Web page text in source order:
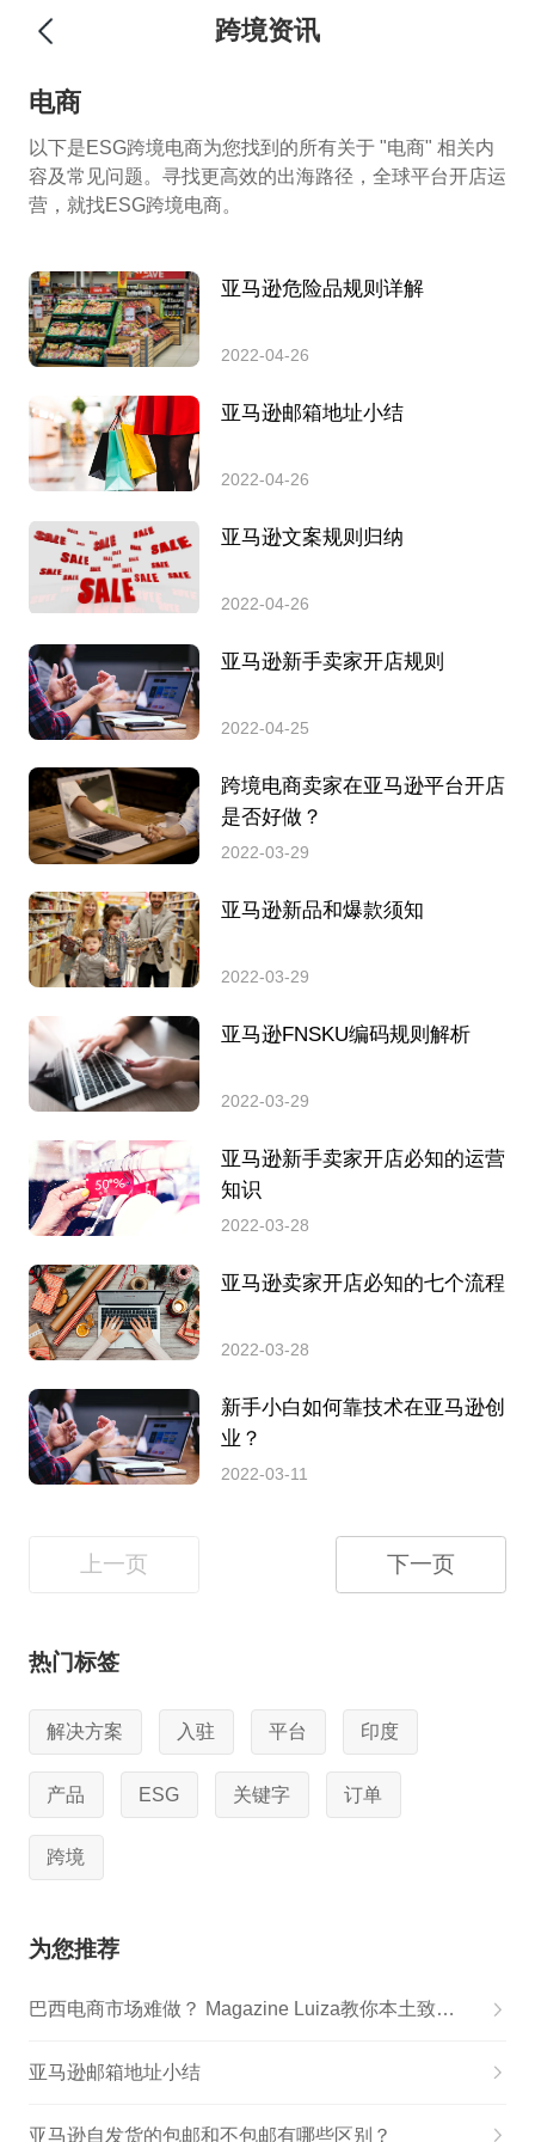
跨境资讯
电商
以下是ESG跨境电商为您找到的所有关于 "电商" 相关内
容及常见问题。寻找更高效的出海路径，全球平台开店运
营，就找ESG跨境电商。
亚马逊危险品规则详解
2022-04-26
亚马逊邮箱地址小结
2022-04-26
亚马逊文案规则归纳
2022-04-26
亚马逊新手卖家开店规则
2022-04-25
跨境电商卖家在亚马逊平台开店
是否好做？
2022-03-29
亚马逊新品和爆款须知
2022-03-29
亚马逊FNSKU编码规则解析
2022-03-29
亚马逊新手卖家开店必知的运营
知识
2022-03-28
亚马逊卖家开店必知的七个流程
2022-03-28
新手小白如何靠技术在亚马逊创
业？
2022-03-11
上一页 下一页
热门标签
解决方案 入驻 平台 印度
产品 ESG 关键字 订单
跨境
为您推荐
巴西电商市场难做？ Magazine Luiza教你本土致胜战略！
亚马逊邮箱地址小结
亚马逊自发货的包邮和不包邮有哪些区别？